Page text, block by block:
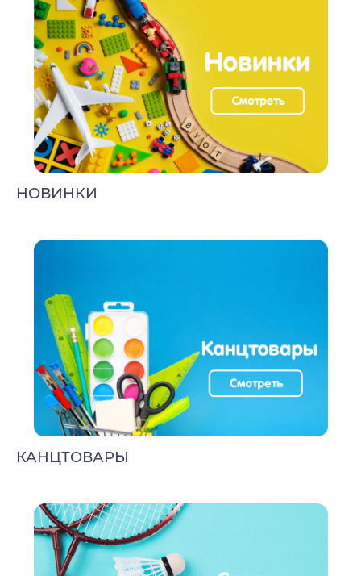
НОВИНКИ
КАНЦТОВАРЫ